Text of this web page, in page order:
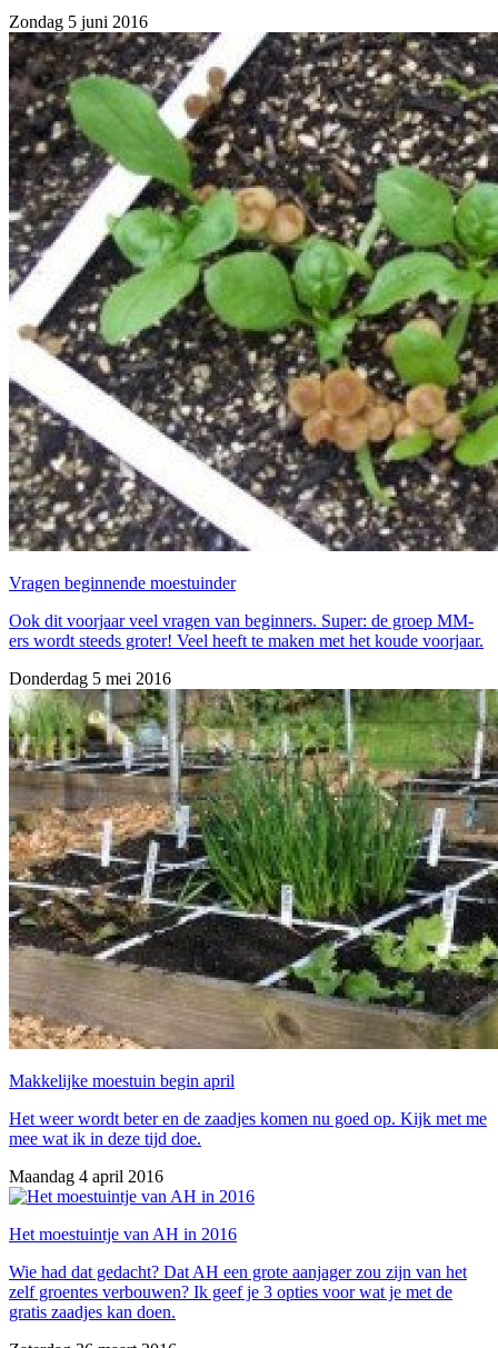
Zondag 5 juni 2016
Vragen beginnende moestuinder
Ook dit voorjaar veel vragen van beginners. Super: de groep MM-
ers wordt steeds groter! Veel heeft te maken met het koude voorjaar.
Donderdag 5 mei 2016
Makkelijke moestuin begin april
Het weer wordt beter en de zaadjes komen nu goed op. Kijk met me
mee wat ik in deze tijd doe.
Maandag 4 april 2016
Het moestuintje van AH in 2016
Wie had dat gedacht? Dat AH een grote aanjager zou zijn van het
zelf groentes verbouwen? Ik geef je 3 opties voor wat je met de
gratis zaadjes kan doen.